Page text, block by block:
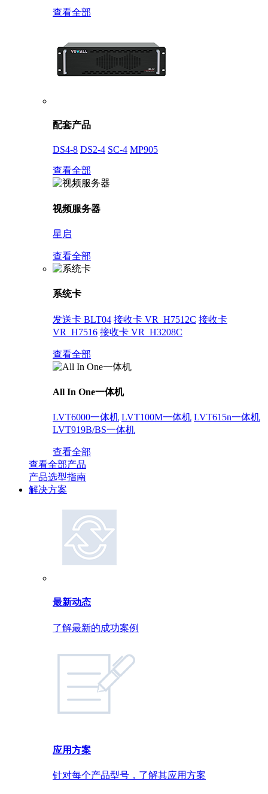
查看全部
配套产品
DS4-8 DS2-4 SC-4 MP905
查看全部
视频服务器
星启
查看全部
系统卡
发送卡 BLT04 接收卡 VR_H7512C 接收卡
VR_H7516 接收卡 VR_H3208C
查看全部
All In One一体机
LVT6000一体机 LVT100M一体机 LVT615n一体机
LVT919B/BS一体机
查看全部
查看全部产品
产品选型指南
解决方案
最新动态
了解最新的成功案例
应用方案
针对每个产品型号，了解其应用方案